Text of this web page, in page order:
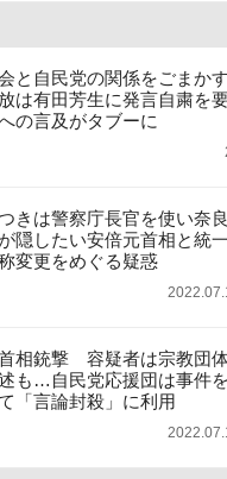
と自民党の関係をごまか
は有田芳生に発言自粛を
の言及がタブーに
きは警察庁長官を使い奈
隠したい安倍元首相と統
変更をめぐる疑惑
相銃撃 容疑者は宗教団
も…自民党応援団は事件
「言論封殺」に利用